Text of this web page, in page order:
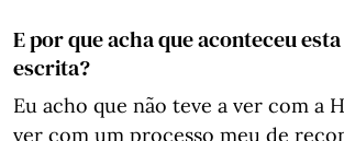
E por que acha que aconteceu
escrita?
Eu acho que não teve a ver com a
ver com um processo meu de